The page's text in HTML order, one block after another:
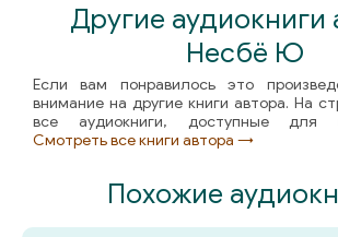
04_050_Oslo_8_marta_2000_goda
Другие аудиокниги
Несбё Ю
Если вам понравилось это
внимание на другие книги автора. На
все аудиокниги, доступные для
Смотреть все книги автора →
Похожие